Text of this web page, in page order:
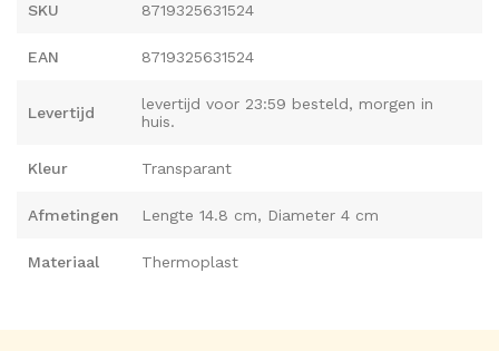
gebruik. Gemakkelijk aan te trekken en met voldoende
aanvoelt.
SKU 8719325631524
EAN 8719325631524
Levertijd
levertijd voor 23:59 besteld, morgen in
huis.
Kleur Transparant
Afmetingen Lengte 14.8 cm, Diameter 4 cm
Materiaal Thermoplast